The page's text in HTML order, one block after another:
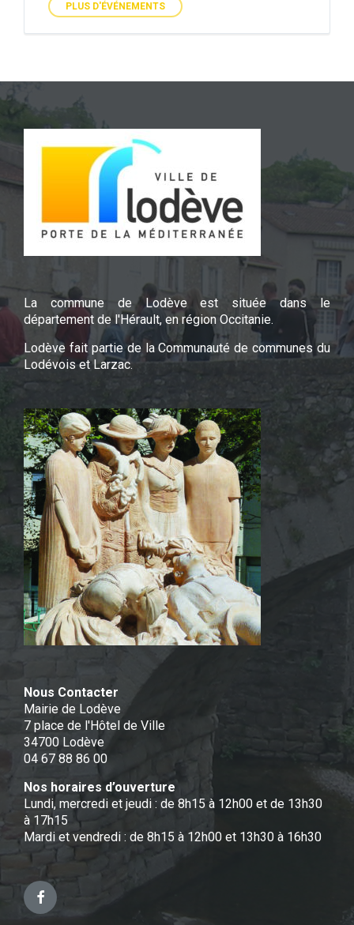
PLUS D'ÉVÉNEMENTS
La commune de Lodève est située dans le
département de l'Hérault, en région Occitanie.
Lodève fait partie de la Communauté de communes du
Lodévois et Larzac.
Nous Contacter
Mairie de Lodève
7 place de l'Hôtel de Ville
34700 Lodève
04 67 88 86 00
Nos horaires d’ouverture
Lundi, mercredi et jeudi : de 8h15 à 12h00 et de 13h30
à 17h15
Mardi et vendredi : de 8h15 à 12h00 et 13h30 à 16h30
Facebook